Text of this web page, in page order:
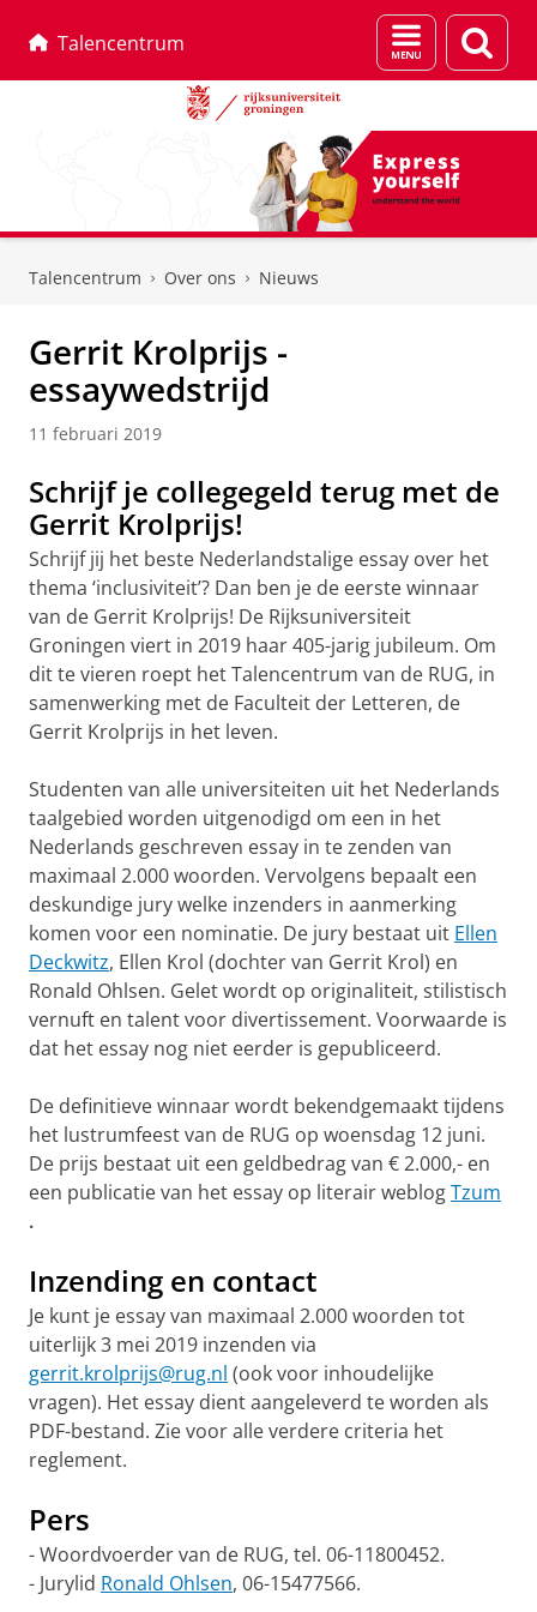
Talencentrum
Menu
en
Talencentrum Over ons Nieuws
Gerrit Krolprijs -
essaywedstrijd
11 februari 2019
Schrijf je collegegeld terug met de
Gerrit Krolprijs!
Schrijf jij het beste Nederlandstalige essay over het
thema ‘inclusiviteit’? Dan ben je de eerste winnaar
van de Gerrit Krolprijs! De Rijksuniversiteit
Groningen viert in 2019 haar 405-jarig jubileum. Om
dit te vieren roept het Talencentrum van de RUG, in
samenwerking met de Faculteit der Letteren, de
Gerrit Krolprijs in het leven.
Studenten van alle universiteiten uit het Nederlands
taalgebied worden uitgenodigd om een in het
Nederlands geschreven essay in te zenden van
maximaal 2.000 woorden. Vervolgens bepaalt een
deskundige jury welke inzenders in aanmerking
komen voor een nominatie. De jury bestaat uit Ellen
Deckwitz, Ellen Krol (dochter van Gerrit Krol) en
Ronald Ohlsen. Gelet wordt op originaliteit, stilistisch
vernuft en talent voor divertissement. Voorwaarde is
dat het essay nog niet eerder is gepubliceerd.
De definitieve winnaar wordt bekendgemaakt tijdens
het lustrumfeest van de RUG op woensdag 12 juni.
De prijs bestaat uit een geldbedrag van € 2.000,- en
een publicatie van het essay op literair weblogTzum
.
Inzending en contact
Je kunt je essay van maximaal 2.000 woorden tot
uiterlijk 3 mei 2019 inzenden via
gerrit.krolprijs@rug.nl (ook voor inhoudelijke
vragen). Het essay dient aangeleverd te worden als
PDF-bestand. Zie voor alle verdere criteria het
reglement.
Pers
- Woordvoerder van de RUG, tel. 06-11800452.
- Jurylid Ronald Ohlsen, 06-15477566.